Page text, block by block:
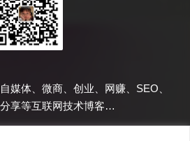
媒体、微商、创业、网赚、SEO、
享等互联网技术博客…